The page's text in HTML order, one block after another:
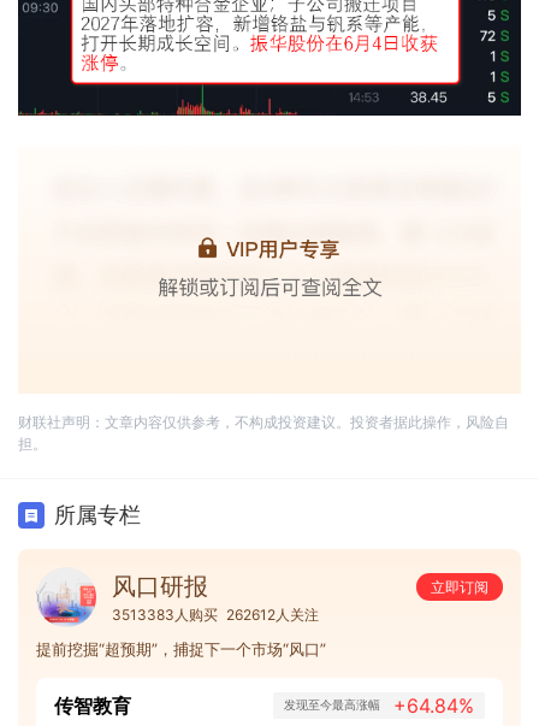
财联社声明：文章内容仅供参考，不构成投资建议。投资者据此操作，风险自
担。
所属专栏
风口研报
立即订阅
3513383人购买 262612人关注
提前挖掘“超预期”，捕捉下一个市场“风口”
传智教育 发现至今最高涨幅 +64.84%